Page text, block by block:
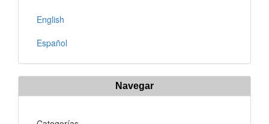
English
Español
Navegar